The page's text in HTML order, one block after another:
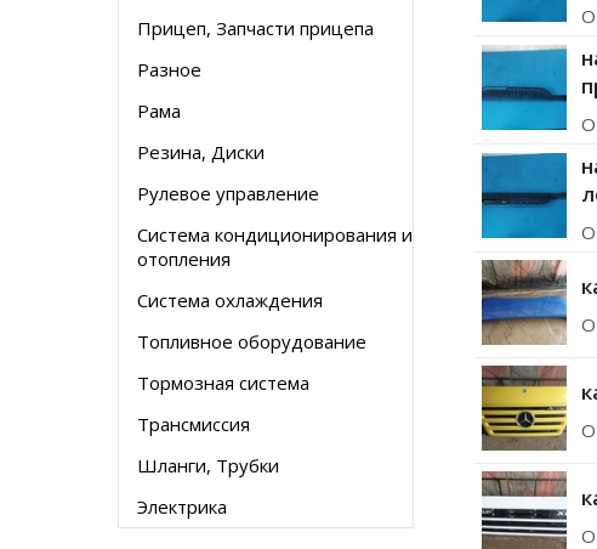
Прицеп, Запчасти прицепа
Разное
Рама
Резина, Диски
Рулевое управление
Система кондиционирования и
отопления
Система охлаждения
Топливное оборудование
Тормозная система
Трансмиссия
Шланги, Трубки
Электрика